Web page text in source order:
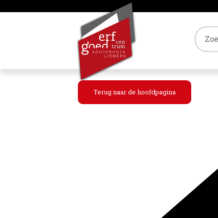
Terug naar de hoofdpagina